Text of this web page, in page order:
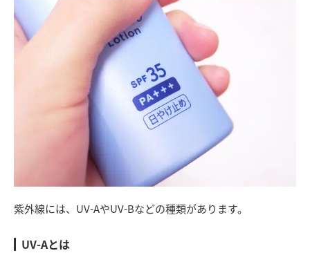
紫外線には、UV-AやUV-Bなどの種類があります。
UV-Aとは